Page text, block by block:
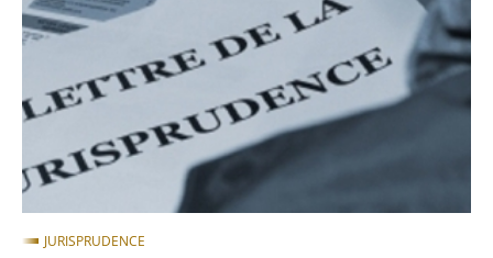
T.A.
d'Amiens
JURISPRUDENCE